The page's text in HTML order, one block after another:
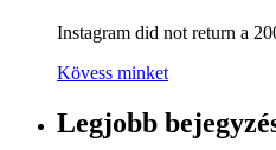
Instagram did not return a
Kövess minket
Legjobb